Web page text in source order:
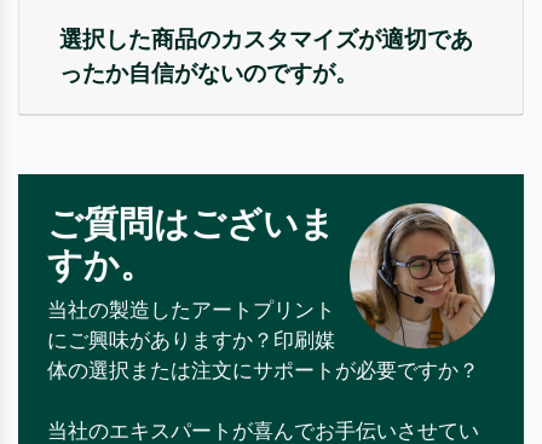
選択した商品のカスタマイズが適切であ
ったか自信がないのですが。
ご質問はございま
すか。
当社の製造したアートプリント
にご興味がありますか？印刷媒
体の選択または注文にサポートが必要ですか？
当社のエキスパートが喜んでお手伝いさせてい